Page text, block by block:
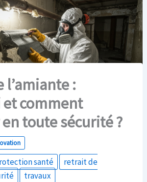
l’amiante :
comment
toute sécurité ?
santé
retrait de
travaux